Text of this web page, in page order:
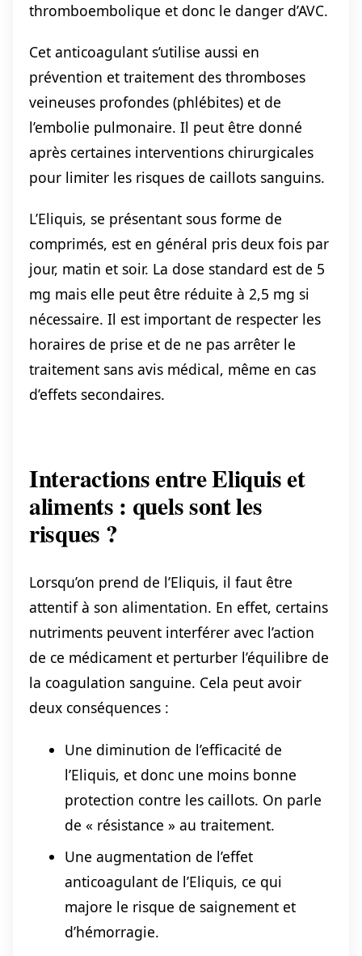
thromboembolique et donc le danger d’AVC.
Cet anticoagulant s’utilise aussi en
prévention et traitement des thromboses
veineuses profondes (phlébites) et de
l’embolie pulmonaire. Il peut être donné
après certaines interventions chirurgicales
pour limiter les risques de caillots sanguins.
L’Eliquis, se présentant sous forme de
comprimés, est en général pris deux fois par
jour, matin et soir. La dose standard est de 5
mg mais elle peut être réduite à 2,5 mg si
nécessaire. Il est important de respecter les
horaires de prise et de ne pas arrêter le
traitement sans avis médical, même en cas
d’effets secondaires.
Interactions entre Eliquis et
aliments : quels sont les
risques ?
Lorsqu’on prend de l’Eliquis, il faut être
attentif à son alimentation. En effet, certains
nutriments peuvent interférer avec l’action
de ce médicament et perturber l’équilibre de
la coagulation sanguine. Cela peut avoir
deux conséquences :
Une diminution de l’efficacité de
l’Eliquis, et donc une moins bonne
protection contre les caillots. On parle
de « résistance » au traitement.
Une augmentation de l’effet
anticoagulant de l’Eliquis, ce qui
majore le risque de saignement et
d’hémorragie.